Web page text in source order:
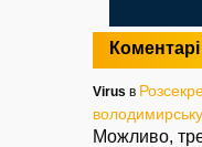
Коментарі
Virus в
Можливо,